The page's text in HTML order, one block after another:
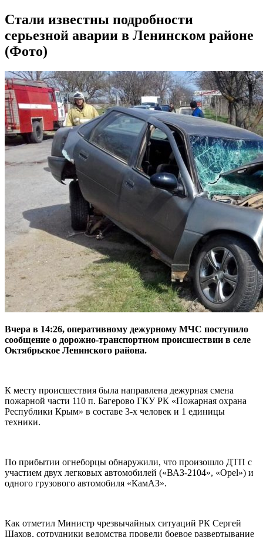
Стали известны подробности
серьезной аварии в Ленинском районе
(Фото)
Вчера в 14:26, оперативному дежурному МЧС поступило
сообщение о дорожно-транспортном происшествии в селе
Октябрьское Ленинского района.
К месту происшествия была направлена дежурная смена
пожарной части 110 п. Багерово ГКУ РК «Пожарная охрана
Республики Крым» в составе 3-х человек и 1 единицы
техники.
По прибытии огнеборцы обнаружили, что произошло ДТП с
участием двух легковых автомобилей («ВАЗ-2104», «Opel») и
одного грузового автомобиля «КамАЗ».
Как отметил Министр чрезвычайных ситуаций РК Сергей
Шахов, сотрудники ведомства провели боевое развертывание